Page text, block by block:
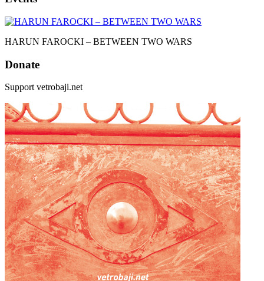
HARUN FAROCKI – BETWEEN TWO WARS
Donate
Support vetrobaji.net